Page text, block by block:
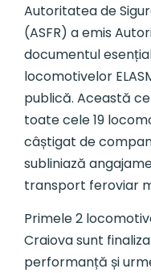
Autoritatea de
(ASFR) a emis
documentul
locomotivelor
publică. Această
toate cele 19
câștigat de
subliniază
transport feroviar
Primele 2
Craiova sunt
performanță și